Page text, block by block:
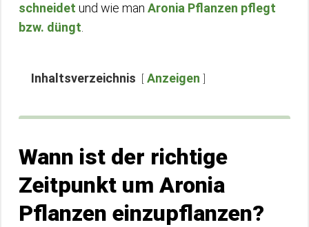
schneidet und wie man Aronia Pflanzen pflegt
bzw. düngt
Inhaltsverzeichnis Anzeigen
Wann ist der richtige
Zeitpunkt um Aronia
Pflanzen einzupflanzen?